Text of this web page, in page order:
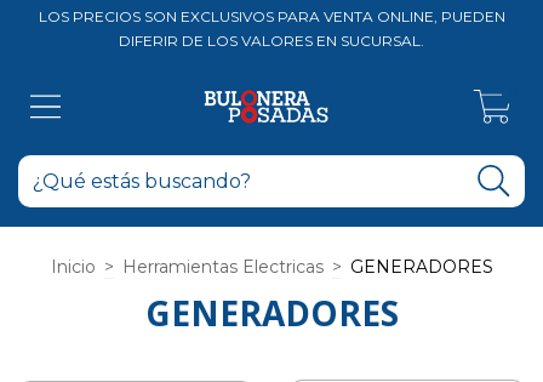
LOS PRECIOS SON EXCLUSIVOS PARA VENTA ONLINE, PUEDEN
DIFERIR DE LOS VALORES EN SUCURSAL.
Inicio > Herramientas Electricas > GENERADORES
GENERADORES